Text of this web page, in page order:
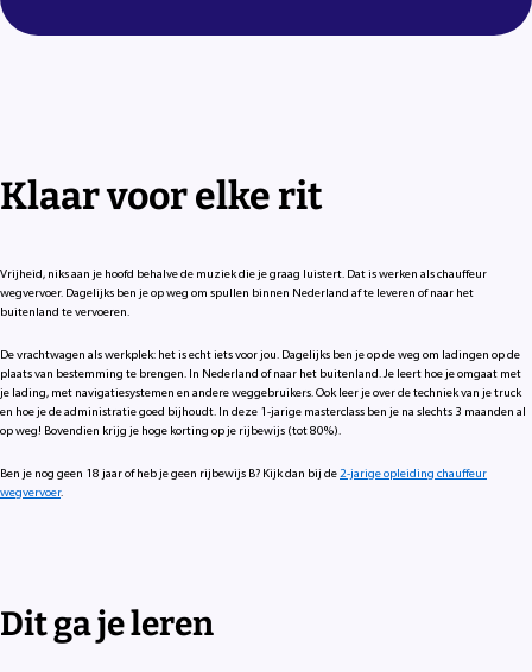
Klaar voor elke rit
Vrijheid, niks aan je hoofd behalve de muziek die je graag luistert. Dat is werken als chauffeur
wegvervoer. Dagelijks ben je op weg om spullen binnen Nederland af te leveren of naar het
buitenland te vervoeren.
De vrachtwagen als werkplek: het is echt iets voor jou. Dagelijks ben je op de weg om ladingen op de
plaats van bestemming te brengen. In Nederland of naar het buitenland. Je leert hoe je omgaat met
je lading, met navigatiesystemen en andere weggebruikers. Ook leer je over de techniek van je truck
en hoe je de administratie goed bijhoudt. In deze 1-jarige masterclass ben je na slechts 3 maanden al
op weg! Bovendien krijg je hoge korting op je rijbewijs (tot 80%).
Ben je nog geen 18 jaar of heb je geen rijbewijs B? Kijk dan bij de2-jarige opleiding chauffeur
wegvervoer.
Dit ga je leren